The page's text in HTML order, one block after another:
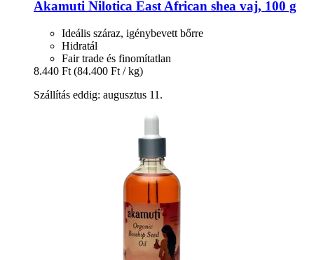
Akamuti Nilotica East African shea vaj, 100 g
Ideális száraz, igénybevett bőrre
Hidratál
Fair trade és finomítatlan
8.440 Ft (84.400 Ft / kg)
Szállítás eddig: augusztus 11.